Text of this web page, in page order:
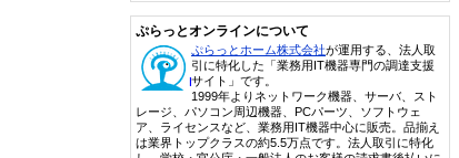
ぷらっとオンラインについて
ぷらっとホーム株式会社が運用する、法人取
引に特化した「業務用IT機器専門の調達支援
サイト」です。
1999年よりネットワーク機器、サーバ、スト
レージ、パソコン周辺機器、PCパーツ、ソフトウェ
ア、ライセンスなど、業務用IT機器中心に販売。品揃え
は業界トップクラスの約5.5万点です。法人取引に特化